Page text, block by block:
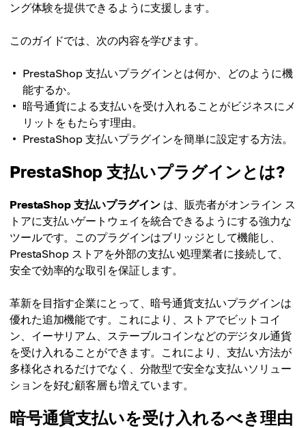
ング体験を提供できるように支援します。
このガイドでは、次の内容を学びます。
PrestaShop 支払いプラグインとは何か、どのように機
能するか。
暗号通貨による支払いを受け入れることがビジネスにメ
リットをもたらす理由。
PrestaShop 支払いプラグインを簡単に設定する方法。
PrestaShop 支払いプラグインとは?
PrestaShop 支払いプラグインは、販売者がオンライン ス
トアに支払いゲートウェイを統合できるようにする強力な
ツールです。このプラグインはブリッジとして機能し、
PrestaShop ストアを外部の支払い処理業者に接続して、
安全で効率的な取引を保証します。
革新を目指す企業にとって、暗号通貨支払いプラグインは
優れた追加機能です。これにより、ストアでビットコイ
ン、イーサリアム、ステーブルコインなどのデジタル通貨
を受け入れることができます。これにより、支払い方法が
多様化されるだけでなく、分散型で安全な支払いソリュー
ションを好む顧客層も増えています。
暗号通貨支払いを受け入れるべき理由